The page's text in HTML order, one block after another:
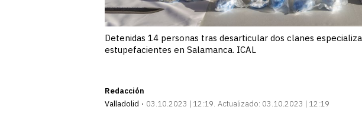
Detenidas 14 personas tras desarticular dos clanes
estupefacientes en Salamanca. ICAL
Redacción
Valladolid
03.10.2023 | 12:19 Actualizado: 03.10.2023 | 12:19